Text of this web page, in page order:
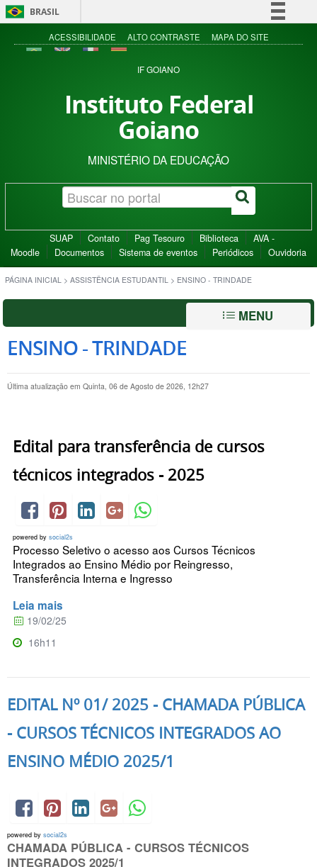
BRASIL
Simplifique!
Acesso à informação
ACESSIBILIDADE ALTO CONTRASTE MAPA DO SITE
IF GOIANO
Instituto Federal
Goiano
MINISTÉRIO DA EDUCAÇÃO
SUAP Contato Pag Tesouro Biblioteca
AVA -
Moodle
Documentos Sistema de eventos Periódicos Ouvidoria
PÁGINA INICIAL > ASSISTÊNCIA ESTUDANTIL > ENSINO - TRINDADE
MENU
ENSINO - TRINDADE
Última atualização em Quinta, 06 de Agosto de 2026, 12h27
Edital para transferência de cursos
técnicos integrados - 2025
powered by social2s
Processo Seletivo o acesso aos Cursos Técnicos
Integrados ao Ensino Médio por Reingresso,
Transferência Interna e Ingresso
Leia mais
19/02/25
16h11
EDITAL Nº 01/ 2025 - CHAMADA PÚBLICA
- CURSOS TÉCNICOS INTEGRADOS AO
ENSINO MÉDIO 2025/1
powered by social2s
CHAMADA PÚBLICA - CURSOS TÉCNICOS
INTEGRADOS 2025/1